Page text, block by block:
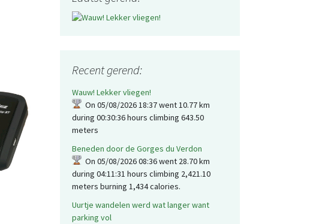
Scientific Journal of
Orienteering
Recent gerend:
Wauw! Lekker vliegen!
On 05/08/2026 18:37 went 10.77 km
during 00:30:36 hours climbing 643.50
meters
Beneden door de Gorges du Verdon
On 05/08/2026 08:36 went 28.70 km
during 04:11:31 hours climbing 2,421.10
meters burning 1,434 calories.
Uurtje wandelen werd wat langer want
parking vol